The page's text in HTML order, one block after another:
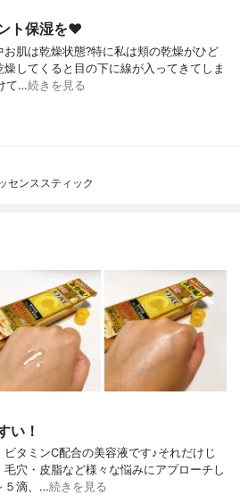
ト保湿を❤️
肌は乾燥状態?特に私は頬の乾燥がひど
してくると目の下に線が入ってきてしま
て…続きを見る
センススティック
い！
タミンC配合の美容液です♪それだけじ
穴・皮脂など様々な悩みにアプローチし
５滴、…続きを見る